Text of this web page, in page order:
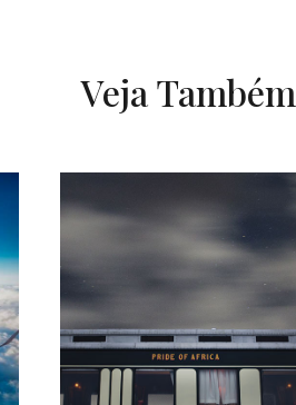
Veja Também